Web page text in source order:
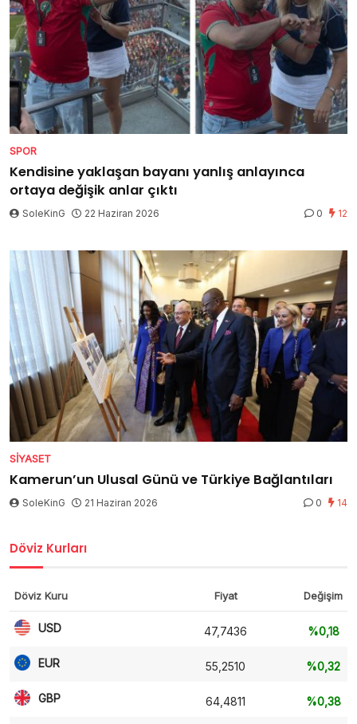
SPOR
Kendisine yaklaşan bayanı yanlış anlayınca
ortaya değişik anlar çıktı
SoleKinG 22 Haziran 2026 0 12
SIYASET
Kamerun’un Ulusal Günü ve Türkiye Bağlantıları
SoleKinG 21 Haziran 2026 0 14
Döviz Kurları
Döviz Kuru Fiyat Değişim
USD 47,7436 %0,18
EUR 55,2510 %0,32
GBP 64,4811 %0,38